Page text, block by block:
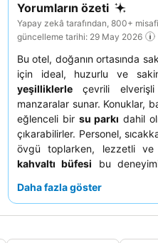
Yorumların özeti
Yapay zekâ tarafından, 800+
güncelleme tarihi: 29 May 2026
Bu otel, doğanın ortasında
için ideal, huzurlu ve
yeşilliklerle çevrili
manzaralar sunar. Konuklar,
eğlenceli bir su parkı dahil
çıkarabilirler. Personel,
övgü toplarken, lezzetli
kahvaltı büfesi bu
amacıyla doğal manzaralı bir
Daha fazla göster